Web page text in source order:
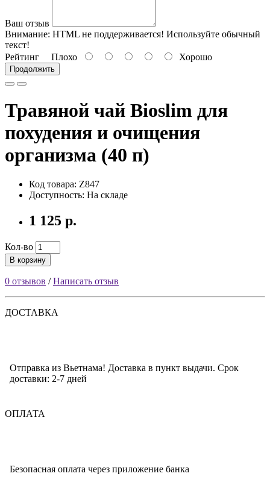
Ваш отзыв
Внимание: HTML не поддерживается! Используйте обычный
текст!
Рейтинг Плохо Хорошо
Продолжить
Травяной чай Bioslim для
похудения и очищения
организма (40 п)
Код товара: Z847
Доступность: На складе
1 125 р.
Кол-во
В корзину
0 отзывов /Написать отзыв
ДОСТАВКА
Отправка из Вьетнама! Доставка в пункт выдачи. Срок
доставки: 2-7 дней
ОПЛАТА
Безопасная оплата через приложение банка